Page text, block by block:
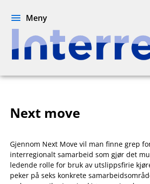
Interreg.no
Meny
Next move
Gjennom Next Move vil man finne grep
interregionalt samarbeid som gjør det
ledende rolle for bruk av utslippsfirie
peker på seks konkrete